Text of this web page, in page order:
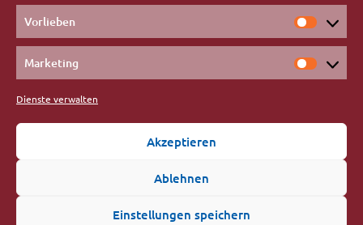
Vorlieben
Marketing
Dienste verwalten
Akzeptieren
Ablehnen
Einstellungen speichern
Hauswirtschaft
Wohngemeinschaft
Friseur